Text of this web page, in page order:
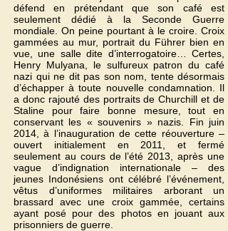
défend en prétendant que son café est
seulement dédié à la Seconde Guerre
mondiale. On peine pourtant à le croire. Croix
gammées au mur, portrait du Führer bien en
vue, une salle dite d’interrogatoire… Certes,
Henry Mulyana, le sulfureux patron du café
nazi qui ne dit pas son nom, tente désormais
d’échapper à toute nouvelle condamnation. Il
a donc rajouté des portraits de Churchill et de
Staline pour faire bonne mesure, tout en
conservant les « souvenirs » nazis. Fin juin
2014, à l’inauguration de cette réouverture –
ouvert initialement en 2011, et fermé
seulement au cours de l’été 2013, après une
vague d’indignation internationale – des
jeunes Indonésiens ont célébré l’événement,
vêtus d’uniformes militaires arborant un
brassard avec une croix gammée, certains
ayant posé pour des photos en jouant aux
prisonniers de guerre.